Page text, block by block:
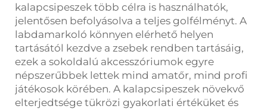
kalapcsipeszek több célra is használhatók,
jelentősen befolyásolva a teljes golfélményt. A
labdamarkoló könnyen elérhető helyen
tartásától kezdve a zsebek rendben tartásáig,
ezek a sokoldalú akcesszóriumok egyre
népszerűbbek lettek mind amatőr, mind profi
játékosok körében. A kalapcsipeszek növekvő
elterjedtsége tükrözi gyakorlati értéküket és